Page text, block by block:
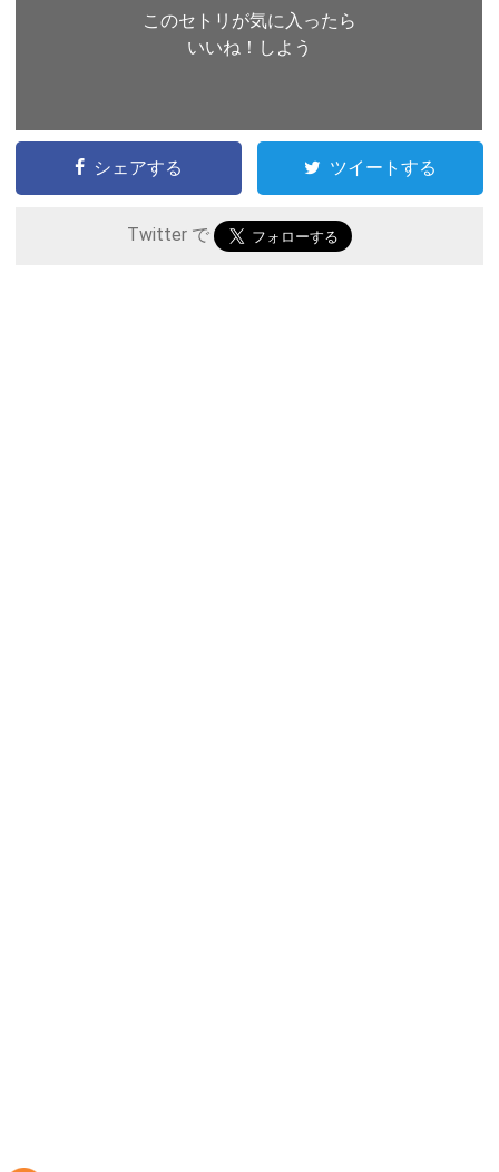
このセトリが気に入ったら
いいね！しよう
シェアする ツイートする
Twitter で